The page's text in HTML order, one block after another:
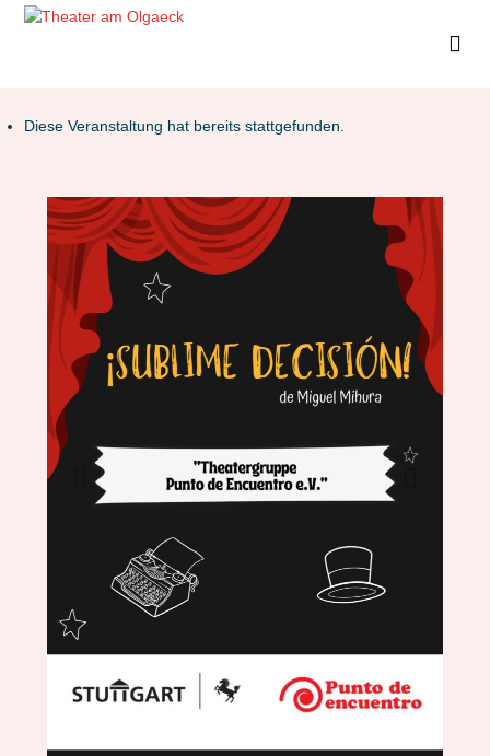
Diese Veranstaltung hat bereits stattgefunden.